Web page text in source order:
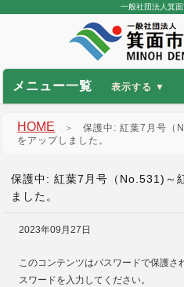
一般社団法人箕
メニュー一覧
HOME ＞保護中: 紅葉7月号（
をアップしました。
保護中: 紅葉7月号（No.531)～
ました。
2023年09月27日
このコンテンツはパスワードで保護
スワードを入力してください。